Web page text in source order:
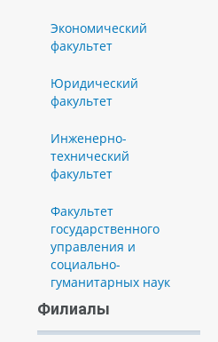
Экономический
факультет
Юридический
факультет
Инженерно-
технический
факультет
Факультет
государственного
управления и
социально-
гуманитарных наук
Филиалы